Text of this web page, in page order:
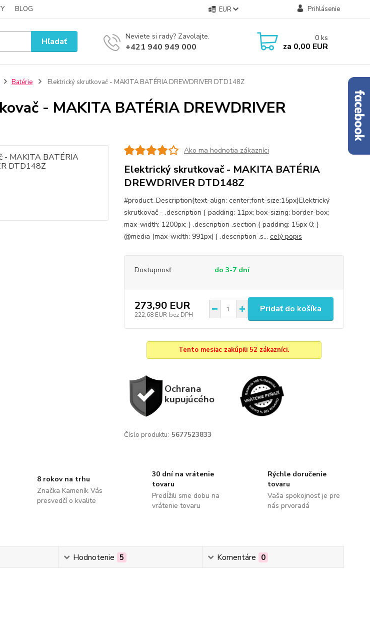
BLOG EUR Prihlásenie
Hľadať Neviete si rady? Zavolajte.
+421 940 949 000
0 ks
za 0,00 EUR
Batérie Elektrický skrutkovač - MAKITA BATÉRIA DREWDRIVER DTD148Z
- MAKITA BATÉRIA DREWDRIVER
Ako ma hodnotia zákazníci
Elektrický skrutkovač - MAKITA BATÉRIA
DREWDRIVER DTD148Z
#product_Description{text-align: center;font-size:15px}Elektrický
skrutkovač - .description { padding: 11px; box-sizing: border-box;
max-width: 1200px; } .description .section { padding: 15px 0; }
@media (max-width: 991px) { .description .s... celý popis
Dostupnosť do 3-7 dní
273,90 EUR
222,68 EUR bez DPH
Pridať do košíka
Tento mesiac zakúpili 52 zákazníci.
Ochrana
kupujúcého
Číslo produktu: 5677523833
8 rokov na trhu
Značka Kameník Vás
presvedčí o kvalite
30 dní na vrátenie
tovaru
Predĺžili sme dobu na
vrátenie tovaru
Rýchle doručenie
tovaru
Vaša spokojnosť je pre
nás prvoradá
Hodnotenie 5 Komentáre 0